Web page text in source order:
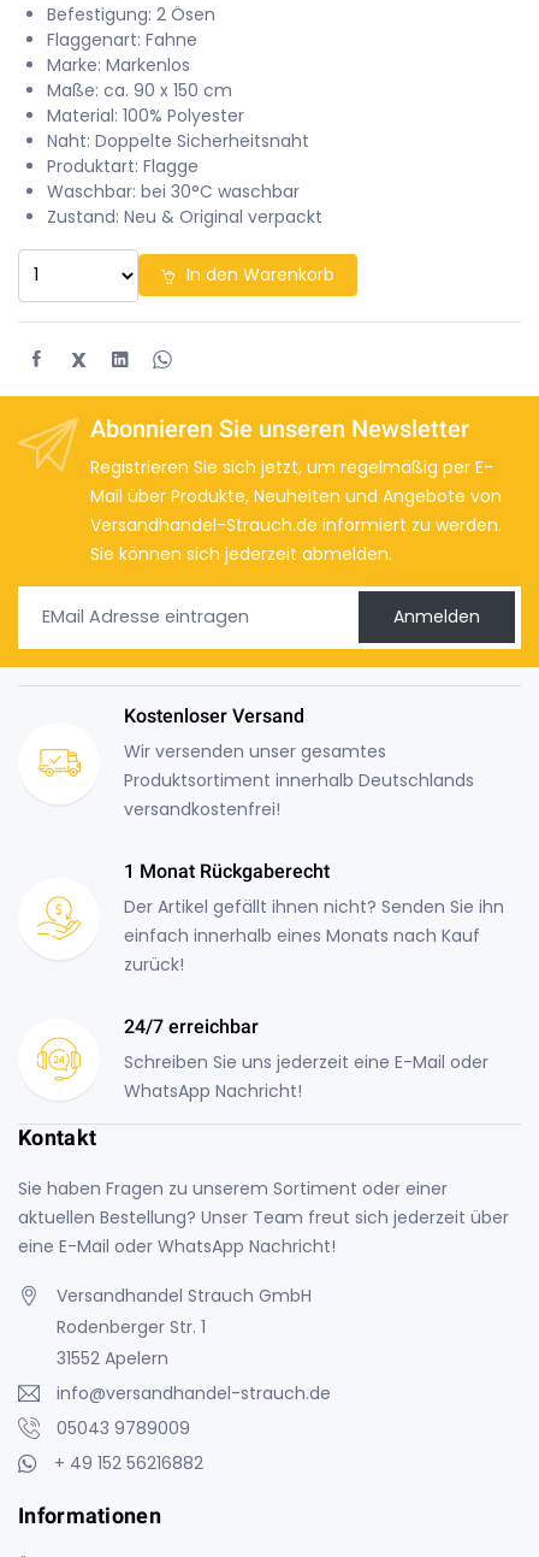
Befestigung: 2 Ösen
Flaggenart: Fahne
Marke: Markenlos
Maße: ca. 90 x 150 cm
Material: 100% Polyester
Naht: Doppelte Sicherheitsnaht
Produktart: Flagge
Waschbar: bei 30°C waschbar
Zustand: Neu & Original verpackt
In den Warenkorb
X
Abonnieren Sie unseren Newsletter
Registrieren Sie sich jetzt, um regelmäßig per E-
Mail über Produkte, Neuheiten und Angebote von
Versandhandel-Strauch.de informiert zu werden.
Sie können sich jederzeit abmelden.
Anmelden
Kostenloser Versand
Wir versenden unser gesamtes
Produktsortiment innerhalb Deutschlands
versandkostenfrei!
1 Monat Rückgaberecht
Der Artikel gefällt ihnen nicht? Senden Sie ihn
einfach innerhalb eines Monats nach Kauf
zurück!
24/7 erreichbar
Schreiben Sie uns jederzeit eine E-Mail oder
WhatsApp Nachricht!
Kontakt
Sie haben Fragen zu unserem Sortiment oder einer
aktuellen Bestellung? Unser Team freut sich jederzeit über
eine E-Mail oder WhatsApp Nachricht!
Versandhandel Strauch GmbH
Rodenberger Str. 1
31552 Apelern
info@versandhandel-strauch.de
05043 9789009
+ 49 152 56216882
Informationen